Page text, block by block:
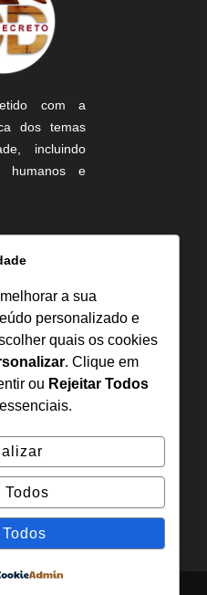
com a
dos temas
incluindo
humanos e
Nós
Editorial
277 922
Viana
a sua
personalizado e
quais os cookies
. Clique em
ou Rejeitar Todos
Todos